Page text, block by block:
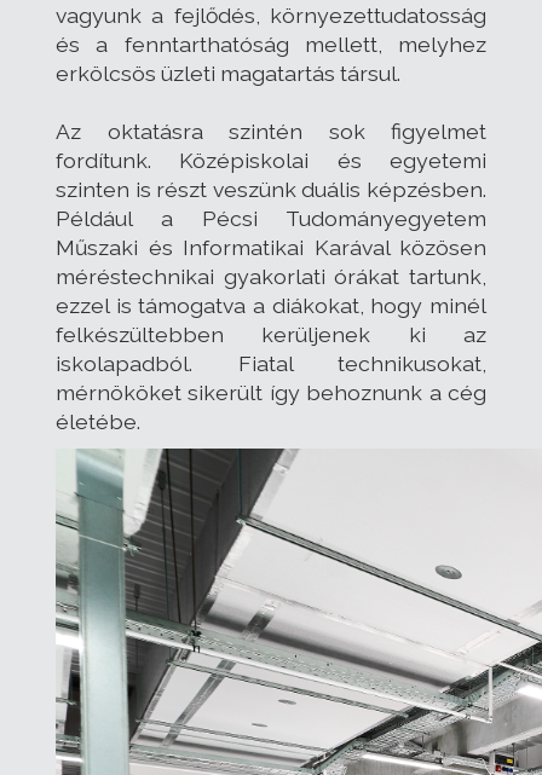
vagyunk a fejlődés, környezettudatosság
és a fenntarthatóság mellett, melyhez
erkölcsös üzleti magatartás társul.
Az oktatásra szintén sok figyelmet
fordítunk. Középiskolai és egyetemi
szinten is részt veszünk duális képzésben.
Például a Pécsi Tudományegyetem
Műszaki és Informatikai Karával közösen
méréstechnikai gyakorlati órákat tartunk,
ezzel is támogatva a diákokat, hogy minél
felkészültebben kerüljenek ki az
iskolapadból. Fiatal technikusokat,
mérnököket sikerült így behoznunk a cég
életébe.